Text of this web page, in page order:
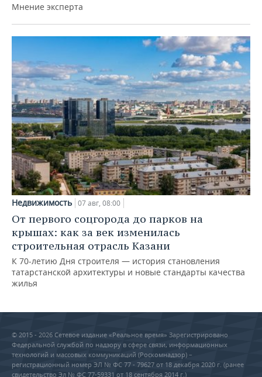
Мнение эксперта
Недвижимость 07 авг, 08:00
От первого соцгорода до парков на
крышах: как за век изменилась
строительная отрасль Казани
К 70-летию Дня строителя — история становления
татарстанской архитектуры и новые стандарты качества
жилья
© 2015 - 2026 Сетевое издание «Реальное время» Зарегистрировано
Федеральной службой по надзору в сфере связи, информационных
технологий и массовых коммуникаций (Роскомнадзор) –
регистрационный номер ЭЛ № ФС 77 - 79627 от 18 декабря 2020 г. (ранее
свидетельство Эл № ФС 77-59331 от 18 сентября 2014 г.)